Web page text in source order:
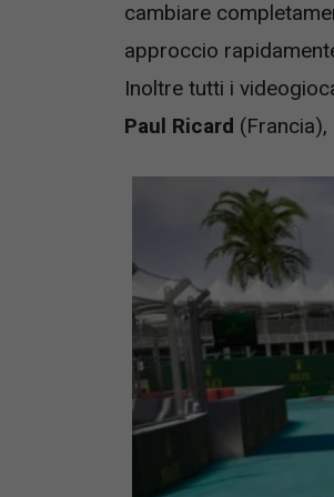
cambiare
approccio
Inoltre tutti i
Paul Ricard (Francia),